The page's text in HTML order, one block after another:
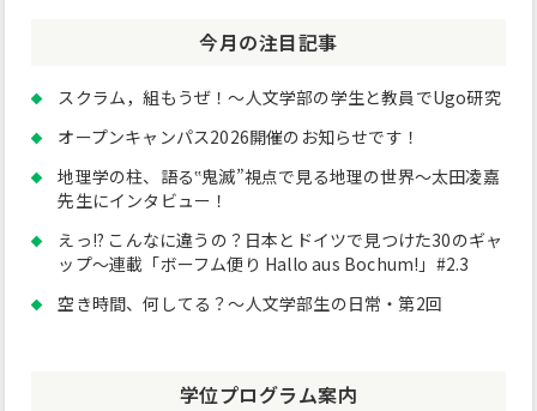
今月の注目記事
スクラム，組もうぜ！～人文学部の学生と教員でUgo研究
オープンキャンパス2026開催のお知らせです！
地理学の柱、語る‟鬼滅”視点で見る地理の世界～太田凌嘉
先生にインタビュー！
えっ!? こんなに違うの？日本とドイツで見つけた30のギャ
ップ～連載「ボーフム便り Hallo aus Bochum!」#2.3
空き時間、何してる？～人文学部生の日常・第2回
学位プログラム案内